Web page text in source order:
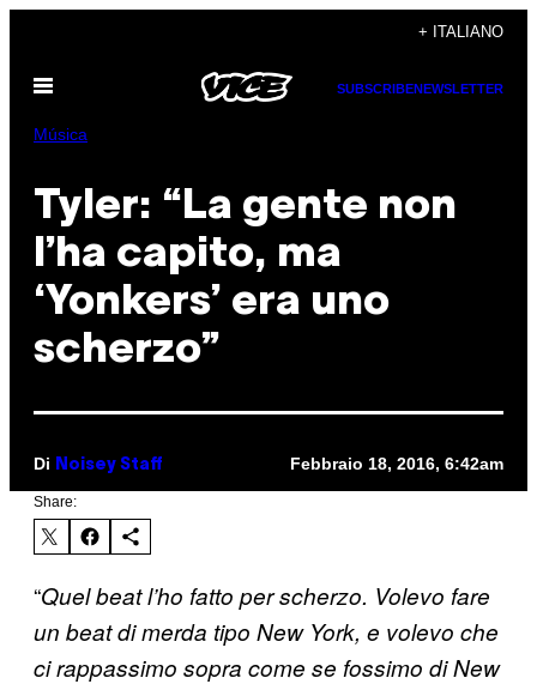
contenuto
+ ITALIANO
Apri
SUBSCRIBENEWSLETTER
Música
Tyler: “La gente non
l’ha capito, ma
‘Yonkers’ era uno
scherzo”
Di Noisey Staff Febbraio 18, 2016, 6:42am
Share:
“Quel beat l’ho fatto per scherzo. Volevo fare
un beat di merda tipo New York, e volevo che
ci rappassimo sopra come se fossimo di New